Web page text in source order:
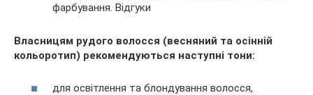
Власницям рудого волосся (весняний та осінній
кольоротип) рекомендуються наступні тони:
для освітлення та блондування волосся,